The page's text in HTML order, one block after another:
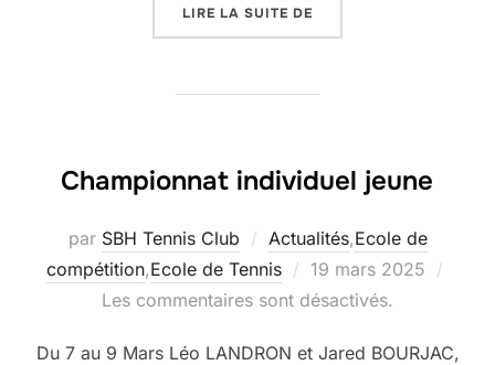
LIRE LA SUITE DE
Championnat individuel jeune
par SBH Tennis Club Actualités,Ecole de
compétition,Ecole de Tennis
Publié
le
19 mars 2025
Les commentaires sont désactivés.
Du 7 au 9 Mars Léo LANDRON et Jared BOURJAC,